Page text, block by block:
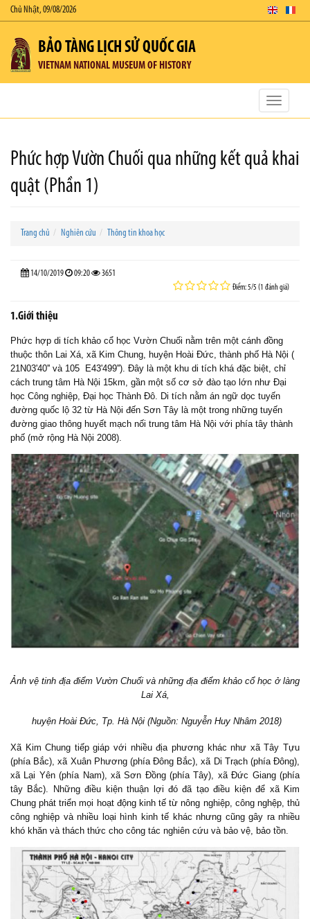
Chủ Nhật, 09/08/2026
BẢO TÀNG LỊCH SỬ QUỐC GIA
VIETNAM NATIONAL MUSEUM OF HISTORY
Toggle
Phức hợp Vườn Chuối qua những kết quả khai
quật (Phần 1)
Trang chủ Nghiên cứu Thông tin khoa học
14/10/2019 09:20 3651
Điểm: 5/5 (1 đánh giá)
1.Giới thiệu
Phức hợp di tích khảo cổ học Vườn Chuối nằm trên một cánh đồng
thuộc thôn Lai Xá, xã Kim Chung, huyện Hoài Đức, thành phố Hà Nội (
21N03'40'' và 105 E43'499''). Đây là một khu di tích khá đặc biệt, chỉ
cách trung tâm Hà Nội 15km, gần một số cơ sở đào tạo lớn như Đại
học Công nghiệp, Đại học Thành Đô. Di tích nằm án ngữ dọc tuyến
đường quốc lộ 32 từ Hà Nội đến Sơn Tây là một trong những tuyến
đường giao thông huyết mạch nối trung tâm Hà Nội với phía tây thành
phố (mở rộng Hà Nội 2008).
Ảnh vệ tinh địa điểm Vườn Chuối và những địa điểm khảo cổ học ở làng
Lai Xá,
huyện Hoài Đức, Tp. Hà Nội (Nguồn: Nguyễn Huy Nhâm 2018)
Xã Kim Chung tiếp giáp với nhiều địa phương khác như xã Tây Tựu
(phía Bắc), xã Xuân Phương (phía Đông Bắc), xã Di Trạch (phía Đông),
xã Lại Yên (phía Nam), xã Sơn Đồng (phía Tây), xã Đức Giang (phía
tây Bắc). Những điều kiện thuận lợi đó đã tạo điều kiện để xã Kim
Chung phát triển mọi hoạt động kinh tế từ nông nghiệp, công nghệp, thủ
công nghiệp và nhiều loại hình kinh tế khác nhưng cũng gây ra nhiều
khó khăn và thách thức cho công tác nghiên cứu và bảo vệ, bảo tồn.